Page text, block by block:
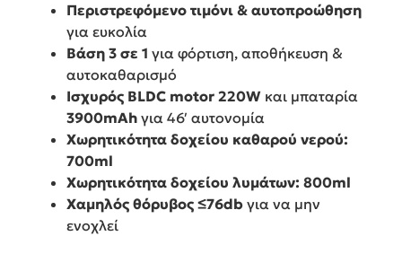
Περιστρεφόμενο τιμόνι & αυτοπροώθηση
για ευκολία
Βάση 3 σε 1 για φόρτιση, αποθήκευση &
αυτοκαθαρισμό
Ισχυρός BLDC motor 220W και μπαταρία
3900mAh για 46′ αυτονομία
Χωρητικότητα δοχείου καθαρού νερού:
700ml
Χωρητικότητα δοχείου λυμάτων: 800ml
Χαμηλός θόρυβος ≤76db για να μην
ενοχλεί